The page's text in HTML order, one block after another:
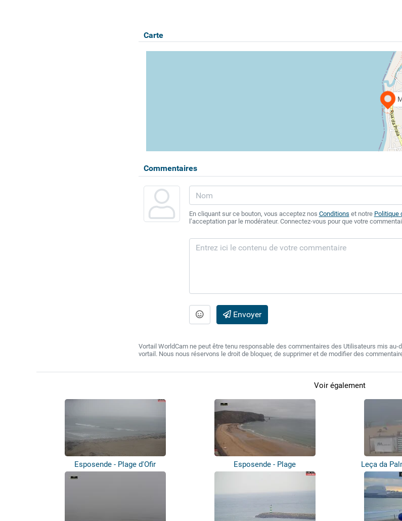
Carte
Commentaires
En cliquant sur ce bouton, vous acceptez nos Conditions et notre Politique
l’acceptation par le modérateur. Connectez-vous pour que votre
Envoyer
Vortail WorldCam ne peut être tenu responsable des commentaires des Utilisateurs mis
vortail. Nous nous réservons le droit de bloquer, de supprimer et de modifier des
Voir également
Esposende - Plage d'Ofir Esposende - Plage Leça da